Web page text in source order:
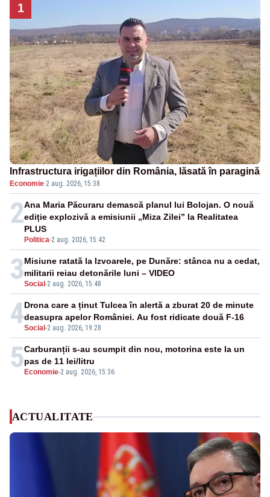
1
Infrastructura irigațiilor din România, lăsată în paragină
Economie·2 aug. 2026, 15:38
2
Politica-2 aug. 2026, 15:42
Ana Maria Păcuraru demască planul lui Bolojan. O nouă
ediție explozivă a emisiunii „Miza Zilei” la Realitatea
PLUS
3Social -2 aug. 2026, 15:48
Misiune ratată la Izvoarele, pe Dunăre: stânca nu a cedat,
militarii reiau detonările luni – VIDEO
4Social -2 aug. 2026, 19:28
Drona care a ținut Tulcea în alertă a zburat 20 de minute
deasupra apelor României. Au fost ridicate două F-16
5 Economie-2 aug. 2026, 15:36
Carburanții s-au scumpit din nou, motorina este la un
pas de 11 lei/litru
ACTUALITATE